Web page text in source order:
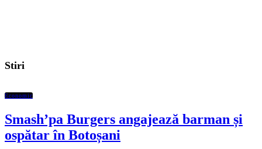
Stiri
Economic
Smash’pa Burgers angajează barman și
ospătar în Botoșani